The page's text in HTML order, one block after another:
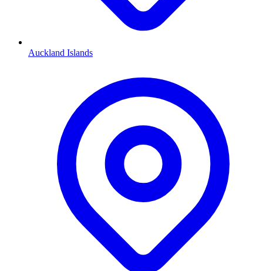
Auckland Islands